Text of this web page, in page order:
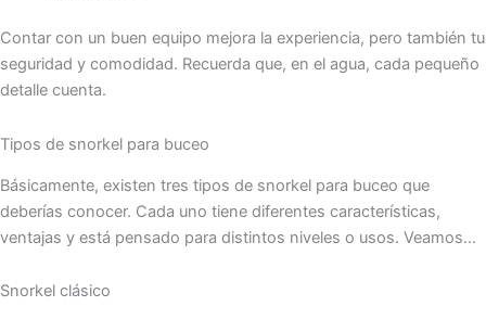
Contar con un buen equipo mejora la experiencia, pero también tu
seguridad y comodidad. Recuerda que, en el agua, cada pequeño
detalle cuenta.
Tipos de snorkel para buceo
Básicamente, existen tres tipos de snorkel para buceo que
deberías conocer. Cada uno tiene diferentes características,
ventajas y está pensado para distintos niveles o usos. Veamos…
Snorkel clásico